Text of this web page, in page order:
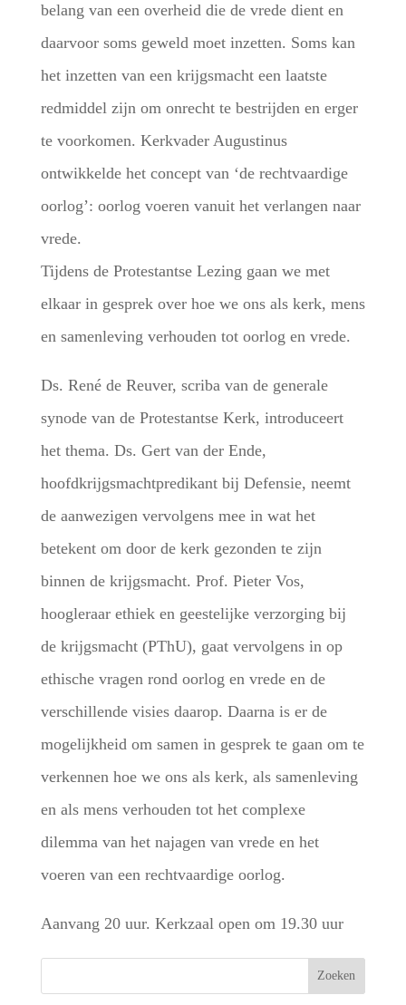
belang van een overheid die de vrede dient en
daarvoor soms geweld moet inzetten. Soms kan
het inzetten van een krijgsmacht een laatste
redmiddel zijn om onrecht te bestrijden en erger
te voorkomen. Kerkvader Augustinus
ontwikkelde het concept van ‘de rechtvaardige
oorlog’: oorlog voeren vanuit het verlangen naar
vrede.
Tijdens de Protestantse Lezing gaan we met
elkaar in gesprek over hoe we ons als kerk, mens
en samenleving verhouden tot oorlog en vrede.
Ds. René de Reuver, scriba van de generale
synode van de Protestantse Kerk, introduceert
het thema. Ds. Gert van der Ende,
hoofdkrijgsmachtpredikant bij Defensie, neemt
de aanwezigen vervolgens mee in wat het
betekent om door de kerk gezonden te zijn
binnen de krijgsmacht. Prof. Pieter Vos,
hoogleraar ethiek en geestelijke verzorging bij
de krijgsmacht (PThU), gaat vervolgens in op
ethische vragen rond oorlog en vrede en de
verschillende visies daarop. Daarna is er de
mogelijkheid om samen in gesprek te gaan om te
verkennen hoe we ons als kerk, als samenleving
en als mens verhouden tot het complexe
dilemma van het najagen van vrede en het
voeren van een rechtvaardige oorlog.
Aanvang 20 uur. Kerkzaal open om 19.30 uur